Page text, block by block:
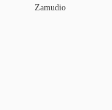
Zamudio